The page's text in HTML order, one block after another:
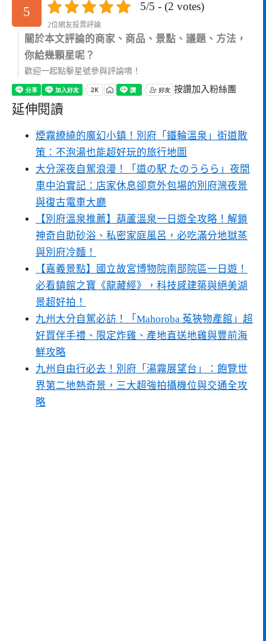
5 5/5 - (2 votes)
2位網友投票評論
關於本文評論的商家、商品、景點、議題、方法，
你給幾顆星呢？
歡迎一起點擊星號參與評論唷！
按讚加入粉絲團
延伸閱讀
煙霧繚繞的魔幻小鎮！別府「鐵輪溫泉」街道散
策：不泡湯也能超好玩的旅行地圖
大分深夜自駕浪漫！「道の駅 たのうらら」夜間
車中泊實記：店家休息卻意外包場的別府灣夜景
與復古電車大廳
【別府溫泉推薦】葫蘆溫泉一日遊全攻略！解鎖
神奇自助砂浴、私密家庭風呂，必吃滿分地獄蒸
與別府冷麵！
【嘉義景點】國立故宮博物院南部院區一日遊！
必看鎮館之寶《龍藏經》，科技感建築與絕美湖
景超好拍！
九州大分自駕必訪！「Mahoroba 菟狹物產館」超
好買伴手禮、限定炸雞、產地直送地雞與豐前海
鮮攻略
九州自由行必去！別府「湯霧展望台」：飽覽世
界第二地熱奇景，三大超強拍攝機位與交通全攻
略